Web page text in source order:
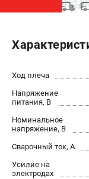
Генераторы
Генераторы
Генераторы
ПОЛЕЗНЫЕ СТАТЬИ
Как выбрать
Ход плеча
Напряжение
питания, В
Номинальное
напряжение, В
Сварочный ток, А
Усилие на
электродах